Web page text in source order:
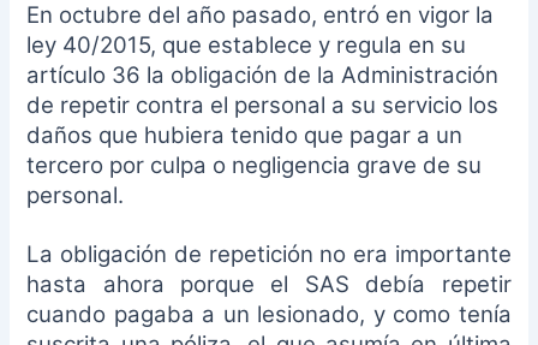
En octubre del año pasado, entró en vigor la
ley 40/2015, que establece y regula en su
artículo 36 la obligación de la Administración
de repetir contra el personal a su servicio los
daños que hubiera tenido que pagar a un
tercero por culpa o negligencia grave de su
personal.
La obligación de repetición no era importante
hasta ahora porque el SAS debía repetir
cuando pagaba a un lesionado, y como tenía